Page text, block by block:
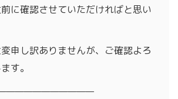
に確認させていただければと思い
申し訳ありませんが、ご確認よろ
す。